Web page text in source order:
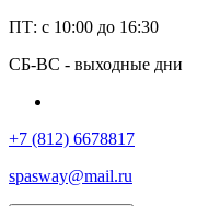
ПТ: с 10:00 до 16:30
СБ-ВС - выходные дни
+7 (812) 6678817
spasway@mail.ru